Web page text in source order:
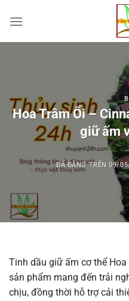
đến
Hoa Trâm Ổi –
giữ ấm
ĐÃ ĐĂNG TRÊN09/
Tinh dầu giữ ấm cơ thể
sản phẩm mang đến trải
chịu, đồng thời hỗ trợ cải